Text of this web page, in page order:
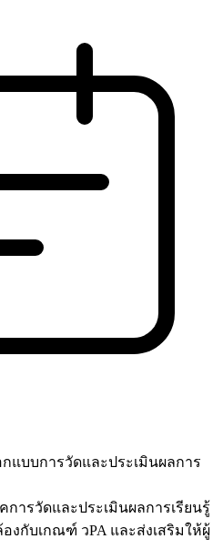
แบบการวัดและประเมินผลการ
ารวัดและประเมินผลการเรียนรู้
งกับเกณฑ์ วPA และส่งเสริมให้ผู้